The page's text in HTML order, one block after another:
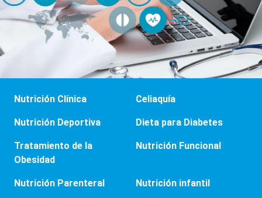
Nutrición Clínica Celiaquía
Nutrición Deportiva Dieta para Diabetes
Tratamiento de la
Obesidad
Nutrición Funcional
Nutrición Parenteral Nutrición infantil